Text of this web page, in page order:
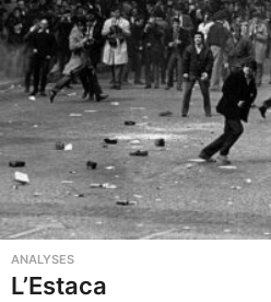
ANALYSES
L’Estaca